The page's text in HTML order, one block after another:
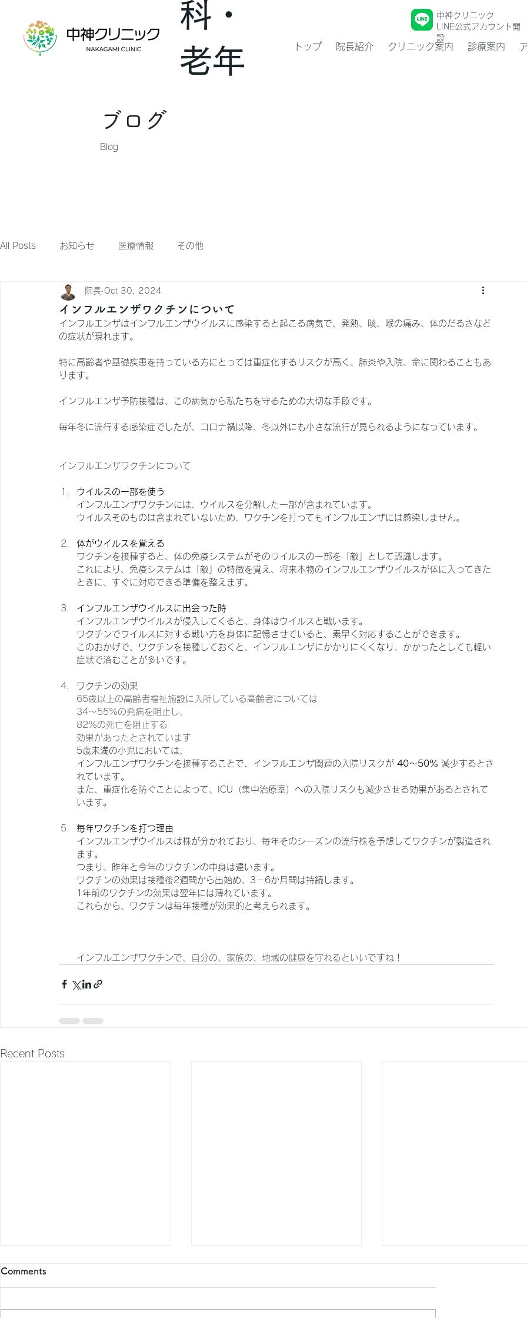
科・
老年
中神クリニック
LINE公式アカウント開
設
トップ 院長紹介 クリニック案内 診療案内
All Posts お知らせ 医療情報 その他
インフルエンザワクチンについて
院長 Oct 30, 2024
インフルエンザはインフルエンザウイルスに感染すると起こる病気で、発熱、咳、喉の痛み、体のだるさなど
の症状が現れます。
特に高齢者や基礎疾患を持っている方にとっては重症化するリスクが高く、肺炎や入院、命に関わることもあ
ります。
インフルエンザ予防接種は、この病気から私たちを守るための大切な手段です。
毎年冬に流行する感染症でしたが、コロナ禍以降、冬以外にも小さな流行が見られるようになっています。
インフルエンザワクチンについて
ウイルスの一部を使う
インフルエンザワクチンには、ウイルスを分解した一部が含まれています。
ウイルスそのものは含まれていないため、ワクチンを打ってもインフルエンザには感染しません。
体がウイルスを覚える
ワクチンを接種すると、体の免疫システムがそのウイルスの一部を「敵」として認識します。
これにより、免疫システムは「敵」の特徴を覚え、将来本物のインフルエンザウイルスが体に入ってきた
ときに、すぐに対応できる準備を整えます。
インフルエンザウイルスに出会った時
インフルエンザウイルスが侵入してくると、身体はウイルスと戦います。
ワクチンでウイルスに対する戦い方を身体に記憶させていると、素早く対応することができます。
このおかげで、ワクチンを接種しておくと、インフルエンザにかかりにくくなり、かかったとしても軽い
症状で済むことが多いです。
ワクチンの効果
65歳以上の高齢者福祉施設に入所している高齢者については
34～55%の発病を阻止し、
82%の死亡を阻止する
効果があったとされています
5歳未満の小児においては、
インフルエンザワクチンを接種することで、インフルエンザ関連の入院リスクが 40～50％ 減少するとさ
れています。
また、重症化を防ぐことによって、ICU（集中治療室）への入院リスクも減少させる効果があるとされて
います。
毎年ワクチンを打つ理由
インフルエンザウイルスは株が分かれており、毎年そのシーズンの流行株を予想してワクチンが製造され
ます。
つまり、昨年と今年のワクチンの中身は違います。
ワクチンの効果は接種後2週間から出始め、3－6か月間は持続します。
1年前のワクチンの効果は翌年には薄れています。
これらから、ワクチンは毎年接種が効果的と考えられます。
インフルエンザワクチンで、自分の、家族の、地域の健康を守れるといいですね！
Recent Posts
Comments
ブログ
Blog